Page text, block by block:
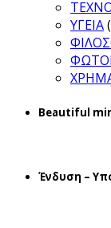
ΥΓΕΙΑ
Beautiful
Ένδυση –